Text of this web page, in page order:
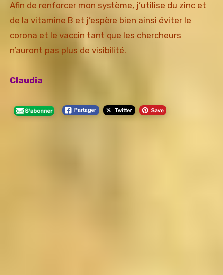
Afin de renforcer mon système, j’utilise du zinc et
de la vitamine B et j’espère bien ainsi éviter le
corona et le vaccin tant que les chercheurs
n’auront pas plus de visibilité.
Claudia